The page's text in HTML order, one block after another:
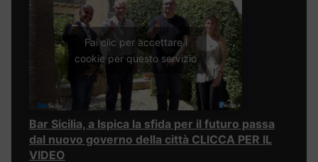
Fai clic per accettare i
cookie per questo servizio
Bar Sicilia, a Ispica la sfida per il futuro passa
dal nuovo governo della città CLICCA PER IL
VIDEO